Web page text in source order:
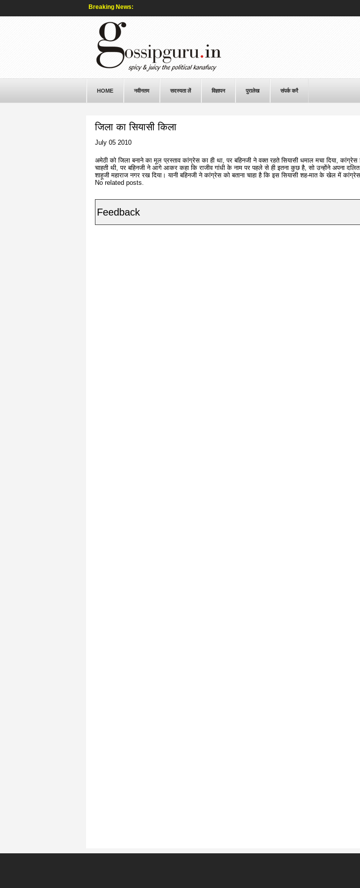
Breaking News:
HOME नवीनतम सदस्यता लें विज्ञापन पुरालेख संपर्क करै
जिला का सियासी किला
July 05 2010
अमेठी को जिला बनाने का मूल प्रस्ताव कांग्रेस का ही था, पर बहिनजी ने वक्त रहते सियासी धमाल मचा दिया, कांग्रेस
चाहती थी, पर बहिनजी ने आगे आकर कहा कि राजीव गांधी के नाम पर पहले से ही इतना कुछ है, सो उन्होंने अपना
शाहूजी महाराज नगर रख दिया। यानी बहिनजी ने कांग्रेस को बताना चाहा है कि इस सियासी शह-मात के खेल में
No related posts.
Feedback